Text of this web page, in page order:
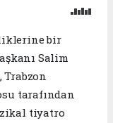
bir
Salim
tarafından
tiyatro